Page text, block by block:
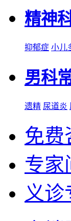
精神
抑郁症 小儿
男科
遗精 尿道炎
免费
专家
义诊